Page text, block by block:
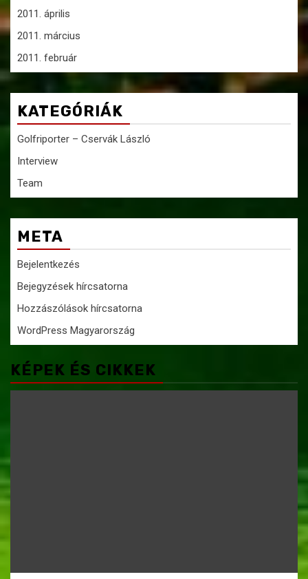
2011. április
2011. március
2011. február
KATEGÓRIÁK
Golfriporter – Cservák László
Interview
Team
META
Bejelentkezés
Bejegyzések hírcsatorna
Hozzászólások hírcsatorna
WordPress Magyarország
KÉPEK ÉS CIKKEK